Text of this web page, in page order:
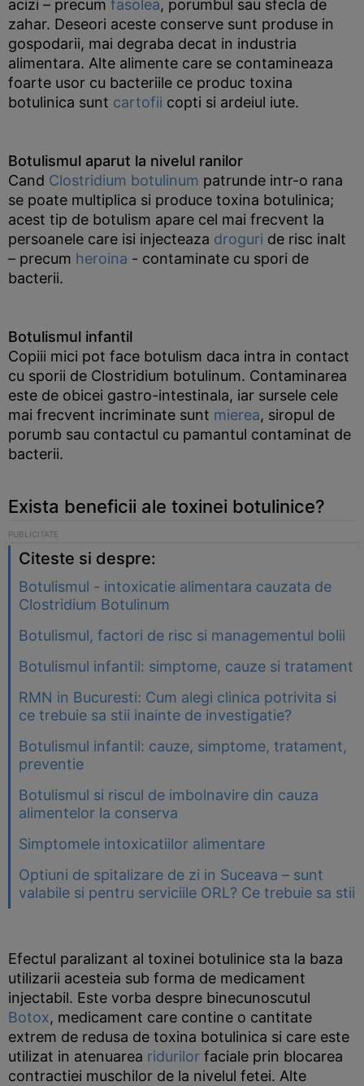
acizi – precum fasolea, porumbul sau sfecla de
zahar. Deseori aceste conserve sunt produse in
gospodarii, mai degraba decat in industria
alimentara. Alte alimente care se contamineaza
foarte usor cu bacteriile ce produc toxina
botulinica sunt cartofii copti si ardeiul iute.
Botulismul aparut la nivelul ranilor
Cand Clostridium botulinum patrunde intr-o rana
se poate multiplica si produce toxina botulinica;
acest tip de botulism apare cel mai frecvent la
persoanele care isi injecteaza droguri de risc inalt
– precum heroina - contaminate cu spori de
bacterii.
Botulismul infantil
Copiii mici pot face botulism daca intra in contact
cu sporii de Clostridium botulinum. Contaminarea
este de obicei gastro-intestinala, iar sursele cele
mai frecvent incriminate sunt mierea, siropul de
porumb sau contactul cu pamantul contaminat de
bacterii.
Exista beneficii ale toxinei botulinice?
Citeste si despre:
Botulismul - intoxicatie alimentara cauzata de
Clostridium Botulinum
Botulismul, factori de risc si managementul bolii
Botulismul infantil: simptome, cauze si tratament
RMN in Bucuresti: Cum alegi clinica potrivita si
ce trebuie sa stii inainte de investigatie?
Botulismul infantil: cauze, simptome, tratament,
preventie
Botulismul si riscul de imbolnavire din cauza
alimentelor la conserva
Simptomele intoxicatiilor alimentare
Optiuni de spitalizare de zi in Suceava – sunt
valabile si pentru serviciile ORL? Ce trebuie sa stii
Efectul paralizant al toxinei botulinice sta la baza
utilizarii acesteia sub forma de medicament
injectabil. Este vorba despre binecunoscutul
Botox, medicament care contine o cantitate
extrem de redusa de toxina botulinica si care este
utilizat in atenuarea ridurilor faciale prin blocarea
contractiei muschilor de la nivelul fetei. Alte